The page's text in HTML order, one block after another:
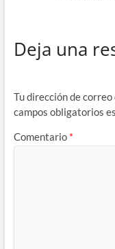
Deja una
Tu dirección de
campos obligatorios
Comentario *